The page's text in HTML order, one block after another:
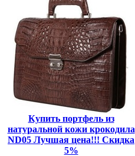
Купить портфель из
натуральной кожи крокодила
ND05 Лучшая цена!!! Скидка
5%